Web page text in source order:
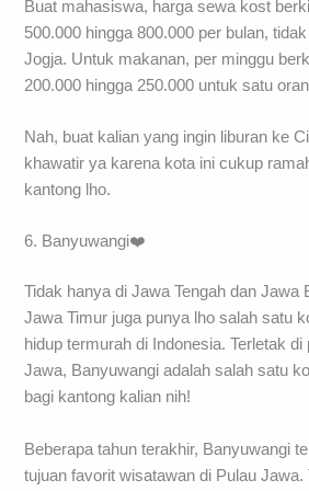
Buat mahasiswa, harga sewa kost
500.000 hingga 800.000 per bulan,
Jogja. Untuk makanan, per minggu
200.000 hingga 250.000 untuk satu
Nah, buat kalian yang ingin liburan ke
khawatir ya karena kota ini cukup
kantong lho.
6. Banyuwangi❤️
Tidak hanya di Jawa Tengah dan Jawa
Jawa Timur juga punya lho salah satu
hidup termurah di Indonesia. Terletak di
Jawa, Banyuwangi adalah salah satu
bagi kantong kalian nih!
Beberapa tahun terakhir, Banyuwangi
tujuan favorit wisatawan di Pulau